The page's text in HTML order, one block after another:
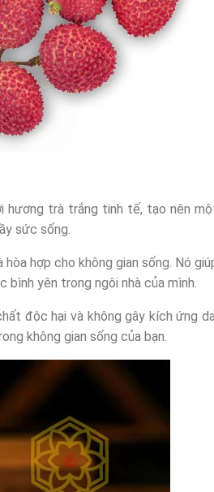
hương trà trắng tinh tế, tạo nên
sức sống.
hợp cho không gian sống. Nó
bình yên trong ngôi nhà của mình.
độc hại và không gây kích ứng
không gian sống của bạn.